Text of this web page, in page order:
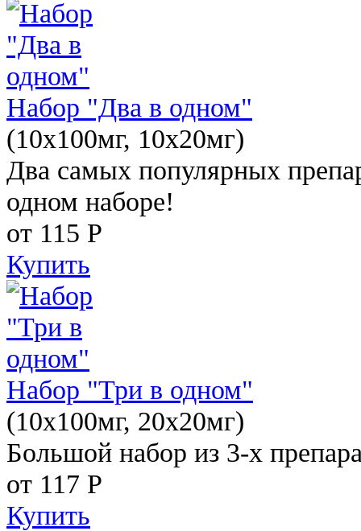
Набор "Два в одном"
(10x100мг, 10x20мг)
Два самых популярных
одном наборе!
от 115 Р
Купить
Набор "Три в одном"
(10x100мг, 20x20мг)
Большой набор из 3-х
от 117 Р
Купить